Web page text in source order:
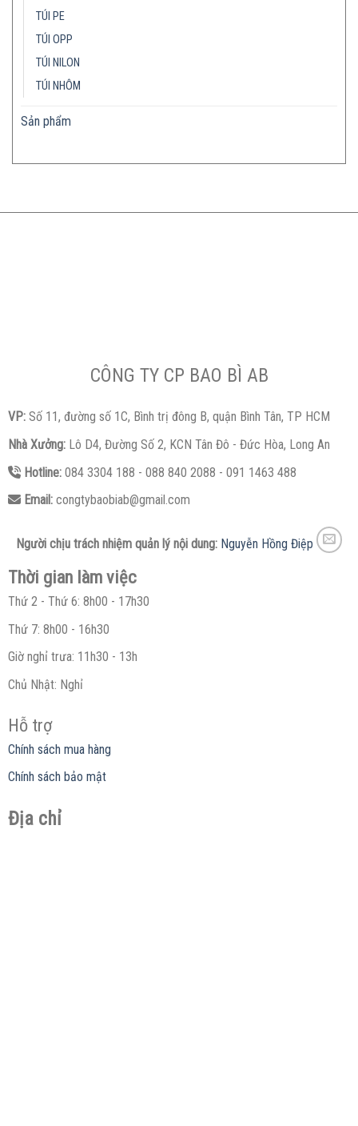
TÚI PE
TÚI OPP
TÚI NILON
TÚI NHÔM
Sản phẩm
CÔNG TY CP BAO BÌ AB
VP: Số 11, đường số 1C, Bình trị đông B, quận Bình Tân, TP HCM
Nhà Xưởng: Lô D4, Đường Số 2, KCN Tân Đô - Đức Hòa, Long An
Hotline:084 3304 188 - 088 840 2088 - 091 1463 488
Email:congtybaobiab@gmail.com
Người chịu trách nhiệm quản lý nội dung: Nguyễn Hồng Điệp
Thời gian làm việc
Thứ 2 - Thứ 6: 8h00 - 17h30
Thứ 7: 8h00 - 16h30
Giờ nghỉ trưa: 11h30 - 13h
Chủ Nhật: Nghỉ
Hỗ trợ
Chính sách mua hàng
Chính sách bảo mật
Địa chỉ